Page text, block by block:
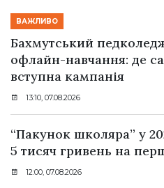
ВАЖЛИВО
Бахмутський
офлайн-навчання: де
вступна кампанія
13:10, 07.08.2026
“Пакунок школяра” у
5 тисяч гривень на
12:00, 07.08.2026